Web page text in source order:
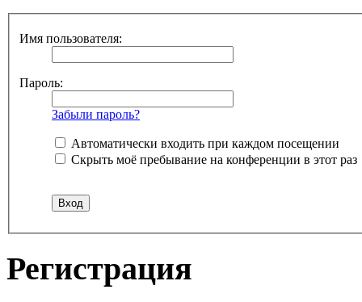
Имя пользователя:
Пароль:
Забыли пароль?
Автоматически входить при каждом посещении
Скрыть моё пребывание на конференции в этот раз
Регистрация